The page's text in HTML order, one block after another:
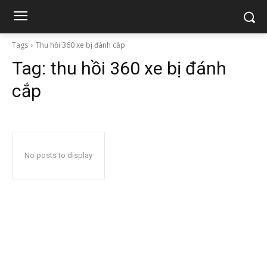
Tags Thu hồi 360 xe bị đánh cắp
Tag: thu hồi 360 xe bị đánh
cắp
No posts to display